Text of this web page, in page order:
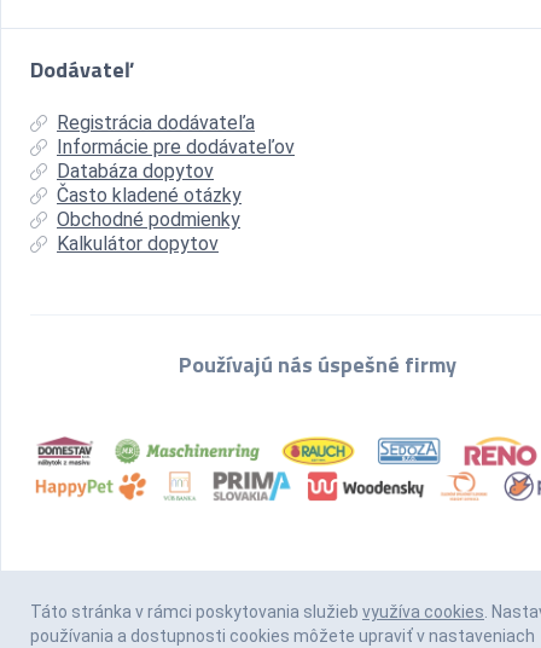
Dodávateľ
Registrácia dodávateľa
Informácie pre dodávateľov
Databáza dopytov
Často kladené otázky
Obchodné podmienky
Kalkulátor dopytov
Používajú nás úspešné firmy
Táto stránka v rámci poskytovania služieb využíva cookies.
používania a dostupnosti cookies môžete upraviť v nastaveniach